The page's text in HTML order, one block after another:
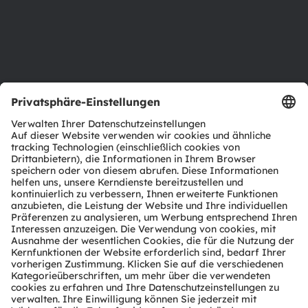
Produkt Selektor
Download Center
Tools
Kundenanfragen
Technischer Support
Partner Netzwerk
Whistleblowing
© 2026 ams-OSRAM AG. All rights reserved.